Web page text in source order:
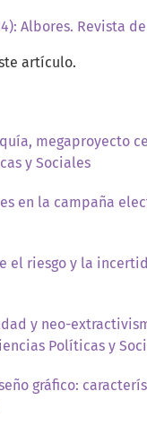
Albores. Revista
artículo.
megaproyecto
y Sociales
en la campaña
el riesgo y la
y neo-
Políticas y
gráfico: